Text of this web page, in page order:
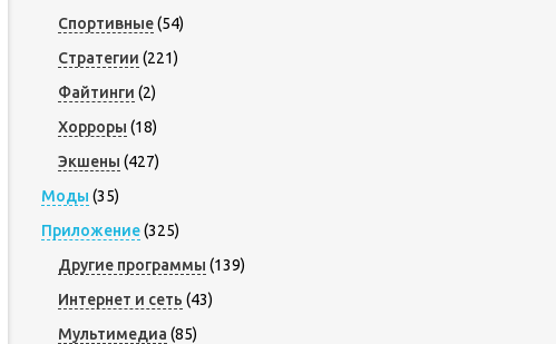
Спортивные(54)
Стратегии (221)
Файтинги (2)
Хорроры (18)
Экшены (427)
Моды (35)
Приложение(325)
Другие программы (139)
Интернет и сеть (43)
Мультимедиа (85)